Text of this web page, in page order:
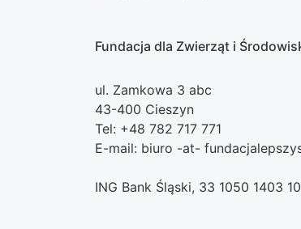
Fundacja dla Zwierząt i
ul. Zamkowa 3 abc
43-400 Cieszyn
Tel: +48 782 717 771
E-mail: biuro -at-
ING Bank Śląski, 33 1050 1403